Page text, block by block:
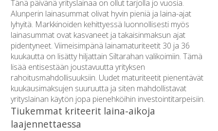
Tänä päivänä yrityslainaa on ollut tarjolla jo vuosia.
Alunperin lainasummat olivat hyvin pieniä ja laina-ajat
lyhyitä. Markkinoiden kehittyessä luonnollisesti myös
lainasummat ovat kasvaneet ja takaisinmaksun ajat
pidentyneet. Viimeisimpänä lainamaturiteetit 30 ja 36
kuukautta on lisätty hiljattain Siltarahan valikoimiin. Tämä
lisää entisestään joustavuutta yrityksen
rahoitusmahdollisuuksiin. Uudet maturiteetit pienentävät
kuukausimaksujen suuruutta ja siten mahdollistavat
yrityslainan käytön jopa pienehköihin investointitarpeisiin.
Tiukemmat kriteerit laina-aikoja
laajennettaessa